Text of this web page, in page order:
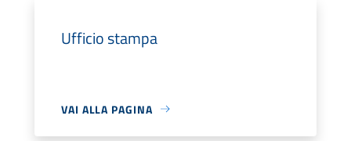
Ufficio stampa
VAI ALLA PAGINA